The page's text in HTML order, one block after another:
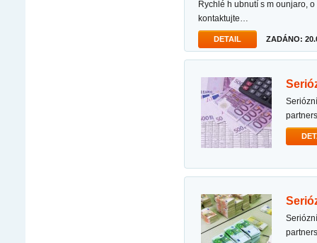
rychlé h ubnutí s m ounjaro, o zempic, w egovy, s axenda w hatsapp: +420739192554
kontaktujte…
DETAIL ZADÁNO:
seriózní a rychlá nabídka půjčky e-mail: garlandlampron2@gmail.com spolupracujeme s
seriózní a rychlá nabídka půjčky e-mail: garlandlampron2@gmail.com spolupracujeme s